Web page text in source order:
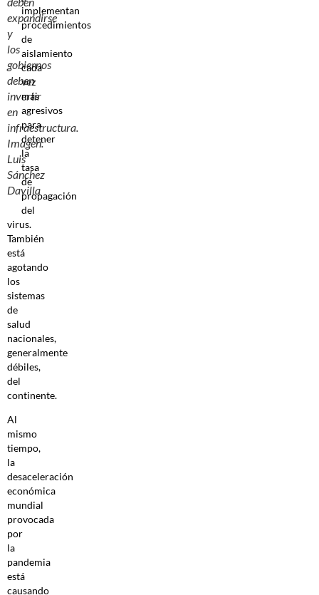
expandirse
y
los
gobiernos
deben
invertir
en
infraestructura.
Imagen:
Luis
Sánchez
Davilla
implementan
procedimientos
de
aislamiento
cada
vez
más
agresivos
para
detener
la
tasa
de
propagación
del
virus.
También
está
agotando
los
sistemas
de
salud
nacionales,
generalmente
débiles,
del
continente.
Al
mismo
tiempo,
la
desaceleración
económica
mundial
provocada
por
la
pandemia
está
causando